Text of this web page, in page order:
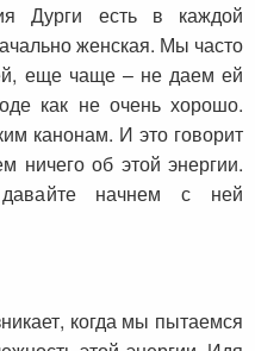
Дурги есть в каждой
женская. Мы часто
еще чаще – не даем ей
как не очень хорошо.
канонам. И это говорит
ничего об этой энергии.
начнем с ней
когда мы пытаемся